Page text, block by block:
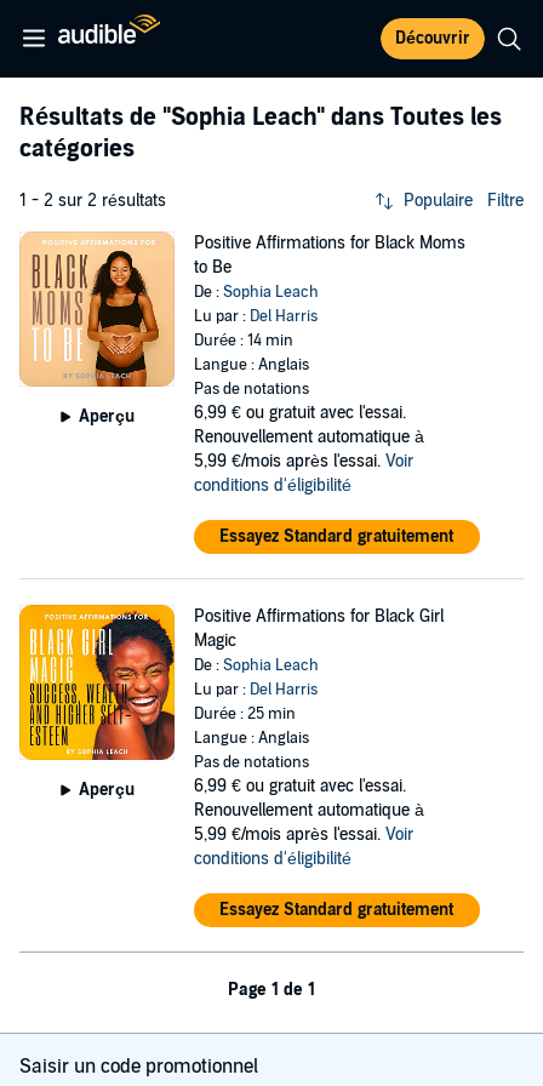
Découvrir
Résultats de "Sophia Leach" dans Toutes les
catégories
1 - 2 sur 2 résultats Populaire Filtre
Aperçu
Positive Affirmations for Black Moms
to Be
De :Sophia Leach
Lu par : Del Harris
Durée : 14 min
Langue : Anglais
Pas de notations
6,99 € ou gratuit avec l'essai.
Renouvellement automatique à
5,99 €/mois après l'essai. Voir
conditions d'éligibilité
Essayez Standard gratuitement
Aperçu
Positive Affirmations for Black Girl
Magic
De :Sophia Leach
Lu par : Del Harris
Durée : 25 min
Langue : Anglais
Pas de notations
6,99 € ou gratuit avec l'essai.
Renouvellement automatique à
5,99 €/mois après l'essai. Voir
conditions d'éligibilité
Essayez Standard gratuitement
Page 1 de 1
Saisir un code promotionnel